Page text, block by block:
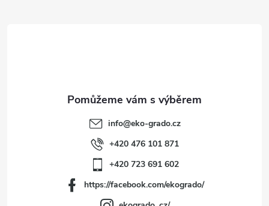
info@eko-grado.cz
+420 476 101 871
+420 723 691 602
https://facebook.com/ekogrado/